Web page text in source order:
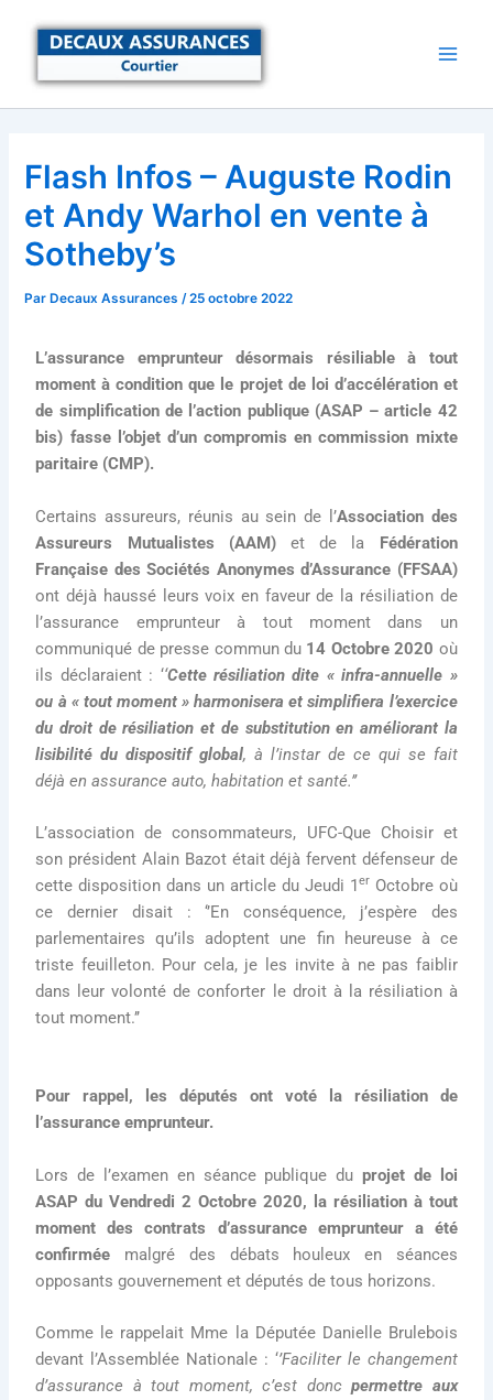
Flash Infos – Auguste Rodin
et Andy Warhol en vente à
Sotheby’s
Par Decaux Assurances/25 octobre 2022
L’assurance emprunteur désormais résiliable à tout
moment à condition que le projet de loi d’accélération et
de simplification de l’action publique (ASAP – article 42
bis) fasse l’objet d’un compromis en commission mixte
paritaire (CMP).
Certains assureurs, réunis au sein de l’Association des
Assureurs Mutualistes (AAM) et de la Fédération
Française des Sociétés Anonymes d’Assurance (FFSAA)
ont déjà haussé leurs voix en faveur de la résiliation de
l’assurance emprunteur à tout moment dans un
communiqué de presse commun du 14 Octobre 2020 où
ils déclaraient : ‘‘Cette résiliation dite « infra-annuelle »
ou à « tout moment » harmonisera et simplifiera l’exercice
du droit de résiliation et de substitution en améliorant la
lisibilité du dispositif global, à l’instar de ce qui se fait
déjà en assurance auto, habitation et santé.’’
L’association de consommateurs, UFC-Que Choisir et
son président Alain Bazot était déjà fervent défenseur de
cette disposition dans un article du Jeudi 1erOctobre où
ce dernier disait : ‘’En conséquence, j’espère des
parlementaires qu’ils adoptent une fin heureuse à ce
triste feuilleton. Pour cela, je les invite à ne pas faiblir
dans leur volonté de conforter le droit à la résiliation à
tout moment.’’
Pour rappel, les députés ont voté la résiliation de
l’assurance emprunteur.
Lors de l’examen en séance publique du projet de loi
ASAP du Vendredi 2 Octobre 2020, la résiliation à tout
moment des contrats d’assurance emprunteur a été
confirmée malgré des débats houleux en séances
opposants gouvernement et députés de tous horizons.
Comme le rappelait Mme la Députée Danielle Brulebois
devant l’Assemblée Nationale : ‘’Faciliter le changement
d’assurance à tout moment, c’est doncpermettre aux